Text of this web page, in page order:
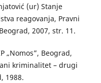
(ur) Stanje
reagovanja, Pravni
2007, str. 11.
„Nomos”, Beograd,
kriminalitet – drugi
1988.